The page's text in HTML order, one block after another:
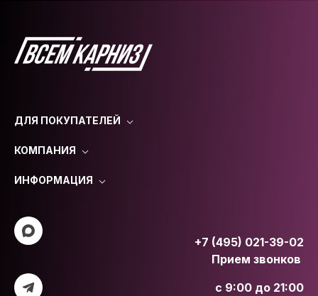
ДЛЯ ПОКУПАТЕЛЕЙ
КОМПАНИЯ
ИНФОРМАЦИЯ
+7 (495) 021-39-02
Прием звонков
с 9:00 до 21:00